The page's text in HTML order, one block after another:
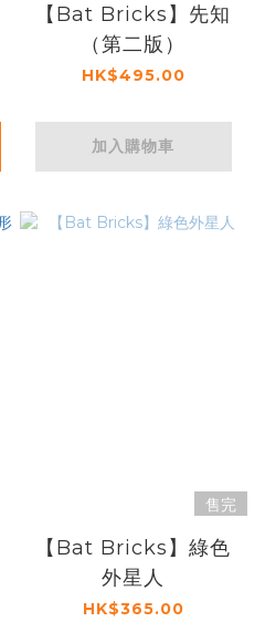
【Bat Bricks】先知
（第二版）
HK$495.00
加入購物車
售完
【Bat Bricks】綠色
外星人
HK$365.00